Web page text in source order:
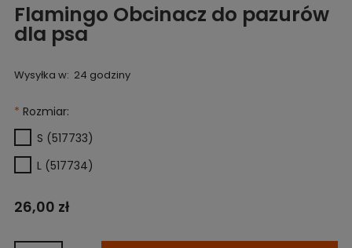
Flamingo Obcinacz do pazurów
dla psa
Wysyłka w: 24 godziny
* Rozmiar:
S (517733)
L (517734)
26,00 zł